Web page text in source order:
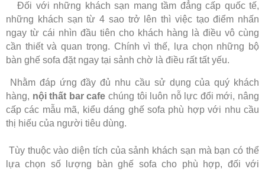
Đối với những khách sạn mang tầm đẳng cấp quốc tế,
những khách sạn từ 4 sao trở lên thì việc tạo điểm nhấn
ngay từ cái nhìn đầu tiên cho khách hàng là điều vô cùng
cần thiết và quan trọng. Chính vì thế, lựa chọn những bộ
bàn ghế sofa đặt ngay tại sảnh chờ là điều rất tất yếu.
Nhằm đáp ứng đầy đủ nhu cầu sử dụng của quý khách
hàng, nội thất bar cafe chúng tôi luôn nỗ lực đổi mới, nâng
cấp các mẫu mã, kiểu dáng ghế sofa phù hợp với nhu cầu
thị hiếu của người tiêu dùng.
Tùy thuộc vào diện tích của sảnh khách sạn mà bạn có thể
lựa chọn số lượng bàn ghế sofa cho phù hợp, đối với